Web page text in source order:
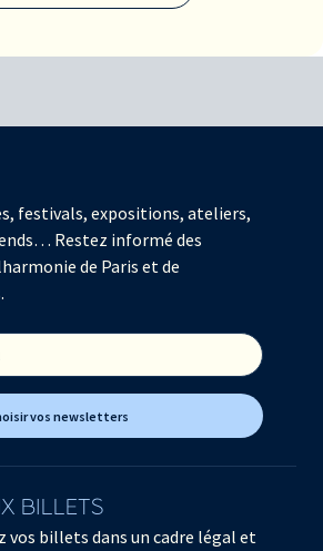
festivals, expositions, ateliers,
Restez informé des
de Paris et de
vos newsletters
BILLETS
vos billets dans un cadre légal et